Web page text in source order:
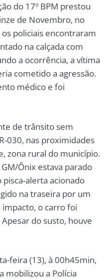
do 17º BPM prestou
de Novembro, no
policiais encontraram
na calçada com
a ocorrência, a vítima
cometido a agressão.
médico e foi
de trânsito sem
030, nas proximidades
zona rural do município.
Ônix estava parado
alerta acionado
na traseira por um
o carro foi
do susto, houve
feira (13), à 00h45min,
mobilizou a Polícia